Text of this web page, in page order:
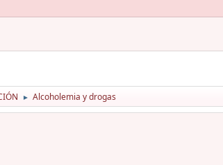
► Alcoholemia y drogas